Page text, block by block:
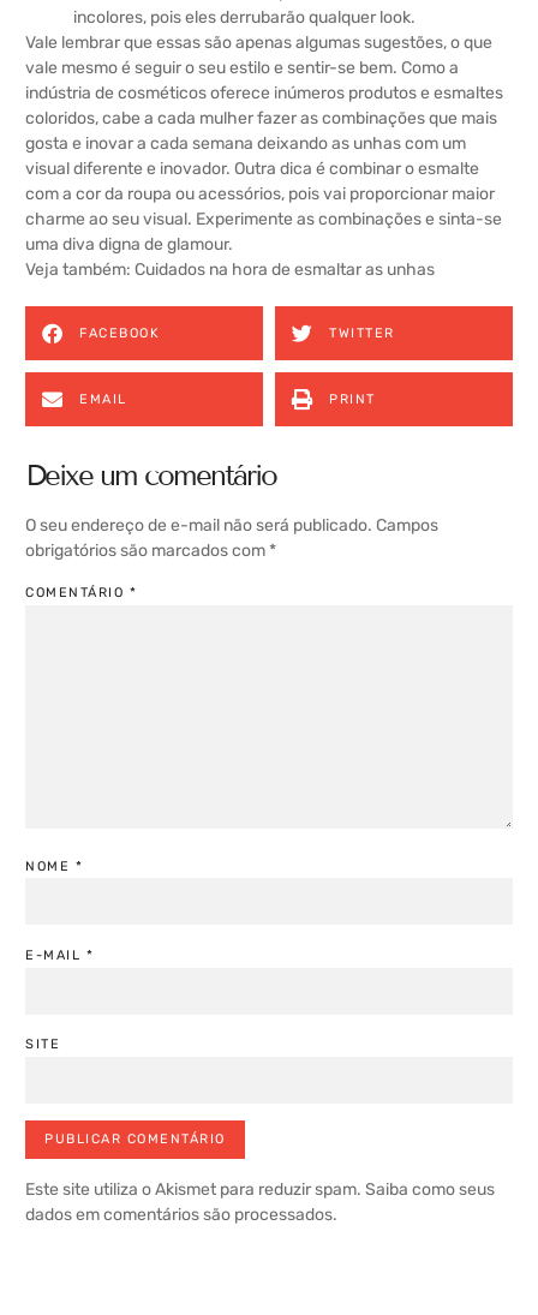
incolores, pois eles derrubarão qualquer look.
Vale lembrar que essas são apenas algumas sugestões, o que
vale mesmo é seguir o seu estilo e sentir-se bem. Como a
indústria de cosméticos oferece inúmeros produtos e esmaltes
coloridos, cabe a cada mulher fazer as combinações que mais
gosta e inovar a cada semana deixando as unhas com um
visual diferente e inovador. Outra dica é combinar o esmalte
com a cor da roupa ou acessórios, pois vai proporcionar maior
charme ao seu visual. Experimente as combinações e sinta-se
uma diva digna de glamour.
Veja também: Cuidados na hora de esmaltar as unhas
FACEBOOK TWITTER
EMAIL PRINT
Deixe um comentário
O seu endereço de e-mail não será publicado. Campos
obrigatórios são marcados com *
COMENTÁRIO *
NOME *
E-MAIL *
SITE
Este site utiliza o Akismet para reduzir spam. Saiba como seus
dados em comentários são processados.